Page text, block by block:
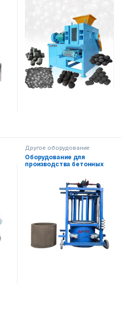
Другое оборудование
Оборудование для
производства бетонных